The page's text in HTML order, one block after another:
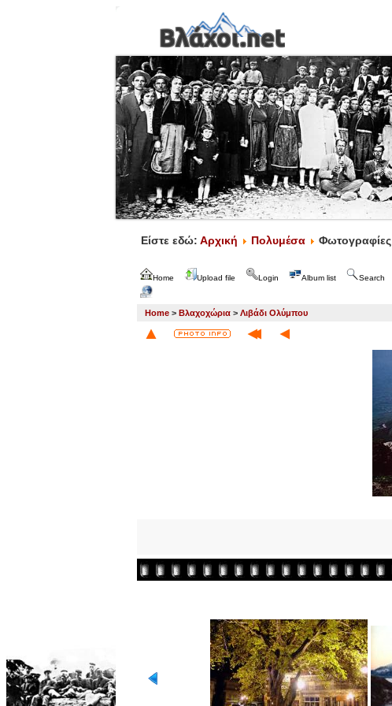
Είστε εδώ: Αρχική Πολυμέσα Φωτογραφίες
Home Upload file Login Album list Search
Home > Βλαχοχώρια > Λιβάδι Ολύμπου